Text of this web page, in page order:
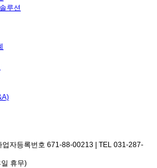
루션
업자등록번호 671-88-00213 | TEL 031-287-
휴무)